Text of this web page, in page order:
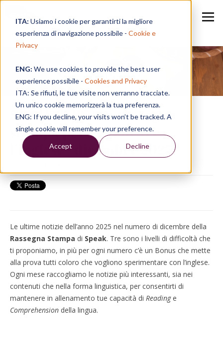
ITA: Usiamo i cookie per garantirti la migliore
esperienza di navigazione possibile - Cookie e
Privacy
ENG: We use cookies to provide the best user
experience possibile - Cookies and Privacy
ITA: Se rifiuti, le tue visite non verranno tracciate.
Un unico cookie memorizzerà la tua preferenza.
ENG: If you decline, your visits won’t be tracked. A
single cookie will remember your preference.
Accept Decline
Speak in a Week
SPEAK TIPS | La rassegna
stampa per migliorare
l’inglese - dicembre 2025
Le ultime notizie dell’anno 2025 nel numero di dicembre della
Rassegna Stampa di Speak. Tre sono i livelli di difficoltà che
ti proponiamo, in più per ogni numero c’è un Bonus che mette
alla prova tutti coloro che vogliono sperimentare con l’inglese.
Ogni mese raccogliamo le notizie più interessanti, sia nei
contenuti che nella forma linguistica, per consentirti di
mantenere in allenamento tue capacità di Readinge
Comprehension della lingua.